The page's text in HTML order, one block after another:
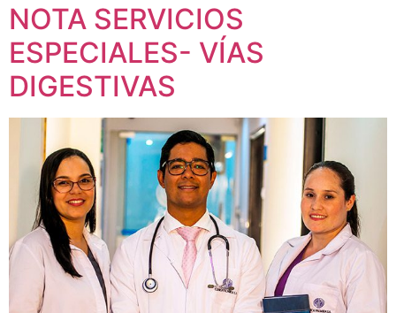
NOTA SERVICIOS
ESPECIALES- VÍAS
DIGESTIVAS